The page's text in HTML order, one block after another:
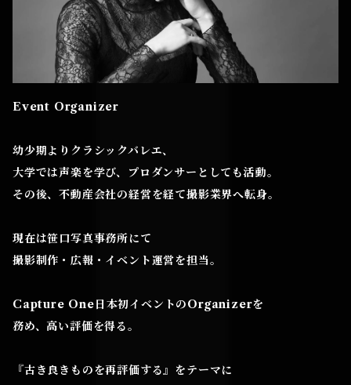
Event Organizer
幼少期よりクラシックバレエ、
大学では声楽を学び、プロダンサーとしても活動。
その後、不動産会社の経営を経て撮影業界へ転身。
現在は笹口写真事務所にて
撮影制作・広報・イベント運営を担当。
Capture One日本初イベントのOrganizerを
務め、高い評価を得る。
『古き良きものを再評価する』をテーマに